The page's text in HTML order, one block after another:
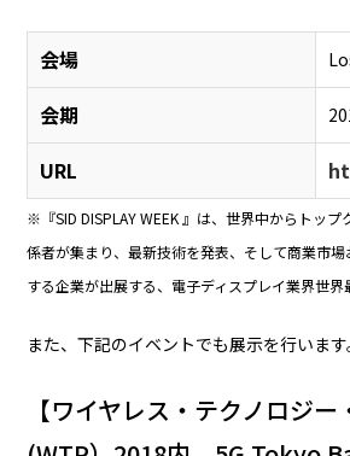
会場
会期
URL
※『SID DISPLAY WEEK 』は、世界中からトッ
係者が集まり、最新技術を発表、そして商業市
する企業が出展する、電子ディスプレイ業界世界
また、下記のイベントでも展示を行います
【ワイヤレス・テクノロジー